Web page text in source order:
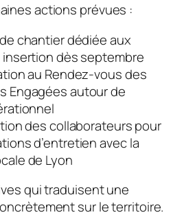
actions prévues :
chantier dédiée aux
dès septembre
au Rendez-vous des
Engagées autour de
des collaborateurs pour
d’entretien avec la
de Lyon
qui traduisent une
sur le territoire.